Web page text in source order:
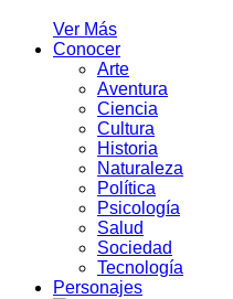
Ver Más
Conocer
Arte
Aventura
Ciencia
Cultura
Historia
Naturaleza
Política
Psicología
Salud
Sociedad
Tecnología
Personajes